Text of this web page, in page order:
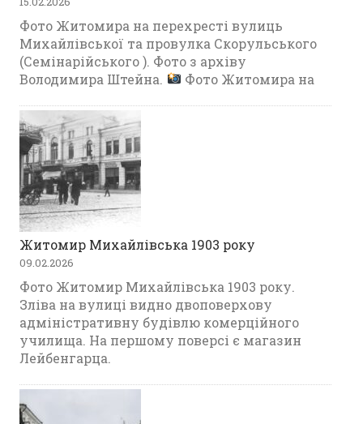
Фото Житомира на перехресті вулиць
Михайлівської та провулка Скорульського
(Семінарійського ). Фото з архіву
Володимира Штейна.
Фото Житомира на
Житомир Михайлівська 1903 року
09.02.2026
Фото Житомир Михайлівська 1903 року.
Зліва на вулиці видно двоповерхову
адміністративну будівлю комерційного
училища. На першому поверсі є магазин
Лейбенгарца.